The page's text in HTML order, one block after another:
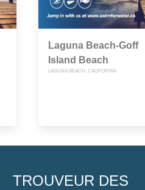
Laguna Beach-Goff
Island Beach
LAGUNA BEACH, CALIFORNIA
TROUVEUR DES